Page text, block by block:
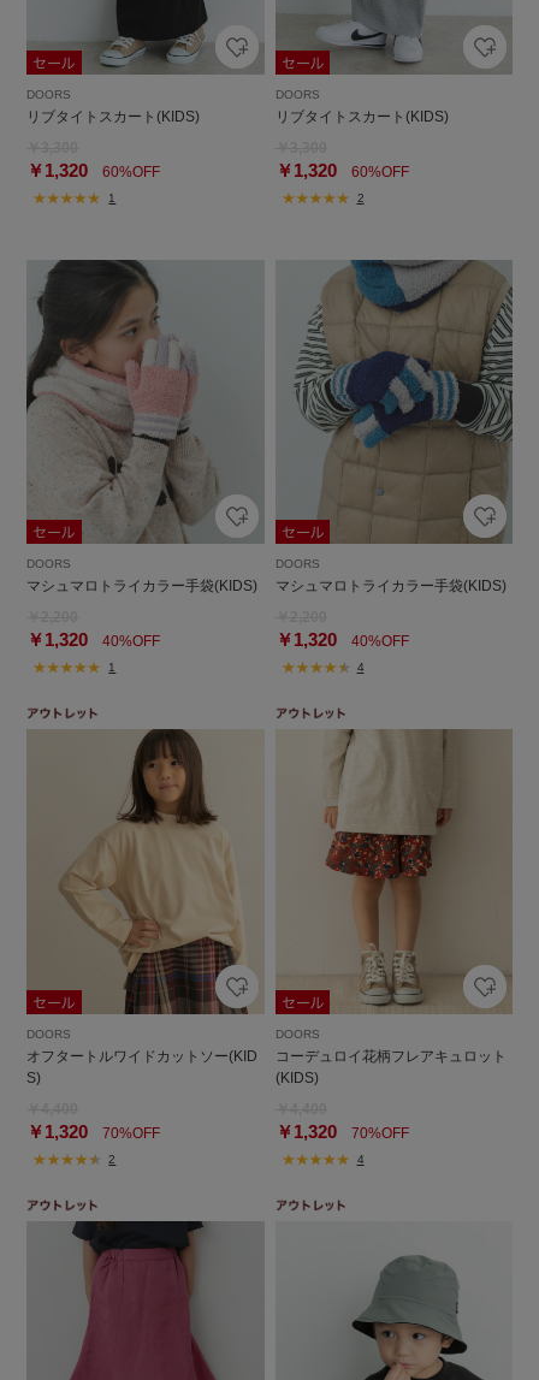
DOORS
リブタイトスカート(KIDS)
￥1,320 60%OFF
1
DOORS
リブタイトスカート(KIDS)
￥1,32060%OFF
2
DOORS
マシュマロトライカラー手袋(KIDS)
￥1,320 40%OFF
1
DOORS
マシュマロトライカラー手袋(KIDS)
￥1,32040%OFF
4
DOORS
オフタートルワイドカットソー(KID
S)
￥1,320 70%OFF
2
DOORS
コーデュロイ花柄フレアキュロット
(KIDS)
￥1,32070%OFF
4